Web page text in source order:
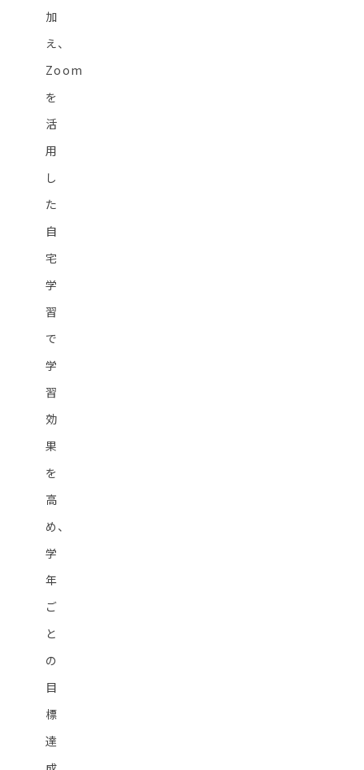
加
え、
Zoom
を
活
用
し
た
自
宅
学
習
で
学
習
効
果
を
高
め、
学
年
ご
と
の
目
標
達